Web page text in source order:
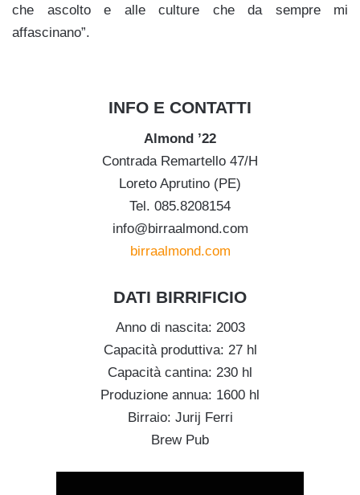
che ascolto e alle culture che da sempre mi
affascinano”.
INFO E CONTATTI
Almond ’22
Contrada Remartello 47/H
Loreto Aprutino (PE)
Tel. 085.8208154
info@birraalmond.com
birraalmond.com
DATI BIRRIFICIO
Anno di nascita: 2003
Capacità produttiva: 27 hl
Capacità cantina: 230 hl
Produzione annua: 1600 hl
Birraio: Jurij Ferri
Brew Pub